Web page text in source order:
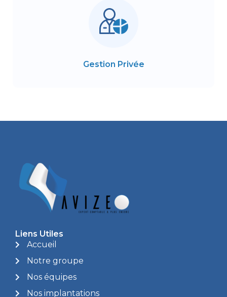
Gestion Privée
Liens Utiles
Accueil
Notre groupe
Nos équipes
Nos implantations